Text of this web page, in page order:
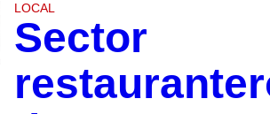
LOCAL
Sector